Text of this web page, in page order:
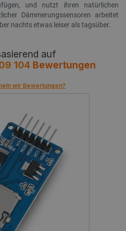
und nutzt ihren natürlichen
Dämmerungssensoren arbeitet
nachts etwas leiser als tagsüber.
auf
104 Bewertungen
wir Bewertungen?
botland.de